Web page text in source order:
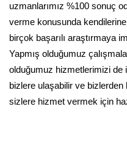
uzmanlarımız %100 sonuç
verme konusunda
birçok başarılı araştırmaya
Yapmış olduğumuz
olduğumuz hizmetlerimizi de
bizlere ulaşabilir ve bizlerden
sizlere hizmet vermek için